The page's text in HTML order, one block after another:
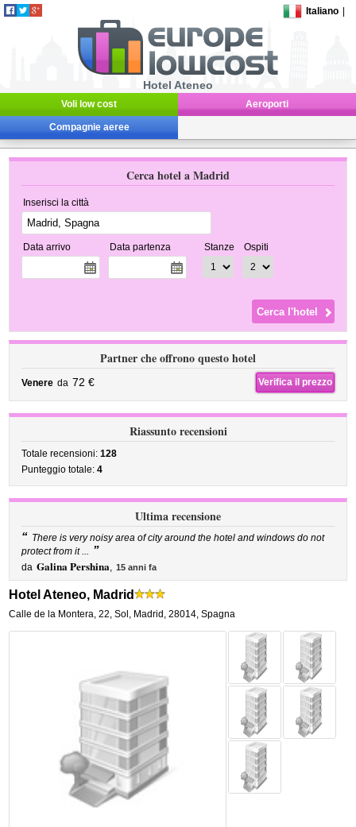
Italiano
Hotel Ateneo
Voli low cost Aeroporti
Compagnie aeree
Cerca hotel a Madrid
Inserisci la città
Data arrivo Data partenza Stanze Ospiti
Partner che offrono questo hotel
Venere da 72 € Verifica il prezzo
Riassunto recensioni
Totale recensioni:128
Punteggio totale:4
Ultima recensione
“ There is very noisy area of city around the hotel and windows do not
protect from it ... ”
da Galina Pershina, 15 anni fa
Hotel Ateneo, Madrid
Calle de la Montera, 22,Sol, Madrid ,28014, Spagna